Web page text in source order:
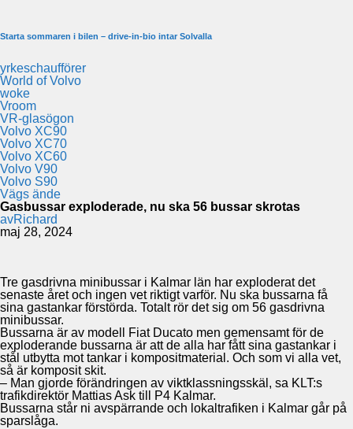
Starta sommaren i bilen – drive-in-bio intar Solvalla
yrkeschaufförer
World of Volvo
woke
Vroom
VR-glasögon
Volvo XC90
Volvo XC70
Volvo XC60
Volvo V90
Volvo S90
Vägs ände
Gasbussar exploderade, nu ska 56 bussar skrotas
avRichard
maj 28, 2024
Tre gasdrivna minibussar i Kalmar län har exploderat det
senaste året och ingen vet riktigt varför. Nu ska bussarna få
sina gastankar förstörda. Totalt rör det sig om 56 gasdrivna
minibussar.
Bussarna är av modell Fiat Ducato men gemensamt för de
exploderande bussarna är att de alla har fått sina gastankar i
stål utbytta mot tankar i kompositmaterial. Och som vi alla vet,
så är komposit skit.
– Man gjorde förändringen av viktklassningsskäl, sa KLT:s
trafikdirektör Mattias Ask till P4 Kalmar.
Bussarna står ni avspärrande och lokaltrafiken i Kalmar går på
sparslåga.